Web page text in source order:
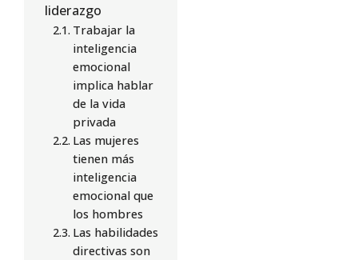
liderazgo
Trabajar la
inteligencia
emocional
implica hablar
de la vida
privada
Las mujeres
tienen más
inteligencia
emocional que
los hombres
Las habilidades
directivas son